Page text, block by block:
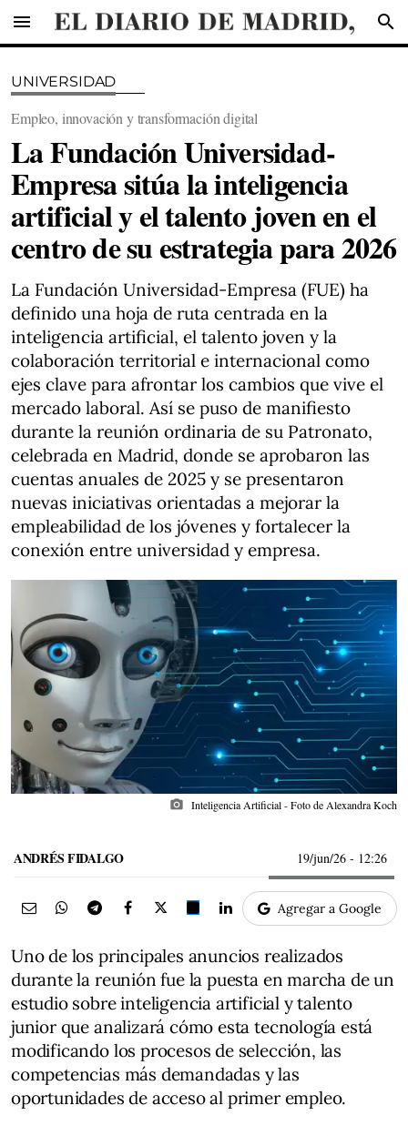
menu search
UNIVERSIDAD
Empleo, innovación y transformación digital
La Fundación Universidad-
Empresa sitúa la inteligencia
artificial y el talento joven en el
centro de su estrategia para 2026
La Fundación Universidad-Empresa (FUE) ha
definido una hoja de ruta centrada en la
inteligencia artificial, el talento joven y la
colaboración territorial e internacional como
ejes clave para afrontar los cambios que vive el
mercado laboral. Así se puso de manifiesto
durante la reunión ordinaria de su Patronato,
celebrada en Madrid, donde se aprobaron las
cuentas anuales de 2025 y se presentaron
nuevas iniciativas orientadas a mejorar la
empleabilidad de los jóvenes y fortalecer la
conexión entre universidad y empresa.
photo_camera Inteligencia Artificial - Foto de Alexandra Koch
ANDRÉS FIDALGO 19/jun/26 - 12:26
Agregar a Google
Uno de los principales anuncios realizados
durante la reunión fue la puesta en marcha de un
estudio sobre inteligencia artificial y talento
junior que analizará cómo esta tecnología está
modificando los procesos de selección, las
competencias más demandadas y las
oportunidades de acceso al primer empleo.